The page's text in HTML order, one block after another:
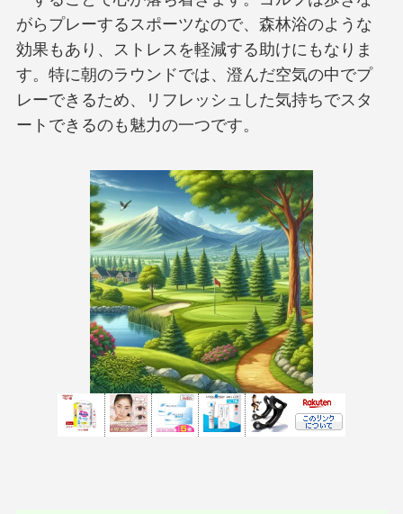
がらプレーするスポーツなので、森林浴のような
効果もあり、ストレスを軽減する助けにもなりま
す。特に朝のラウンドでは、澄んだ空気の中でプ
レーできるため、リフレッシュした気持ちでスタ
ートできるのも魅力の一つです。